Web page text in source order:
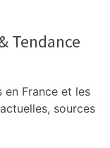
Tendance
en France et les
sources